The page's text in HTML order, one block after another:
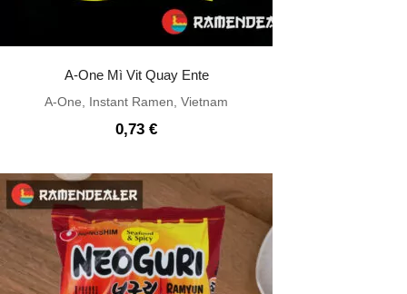
A-One Mì Vit Quay Ente
A-One Instant Ramen Vietnam
0,73 €